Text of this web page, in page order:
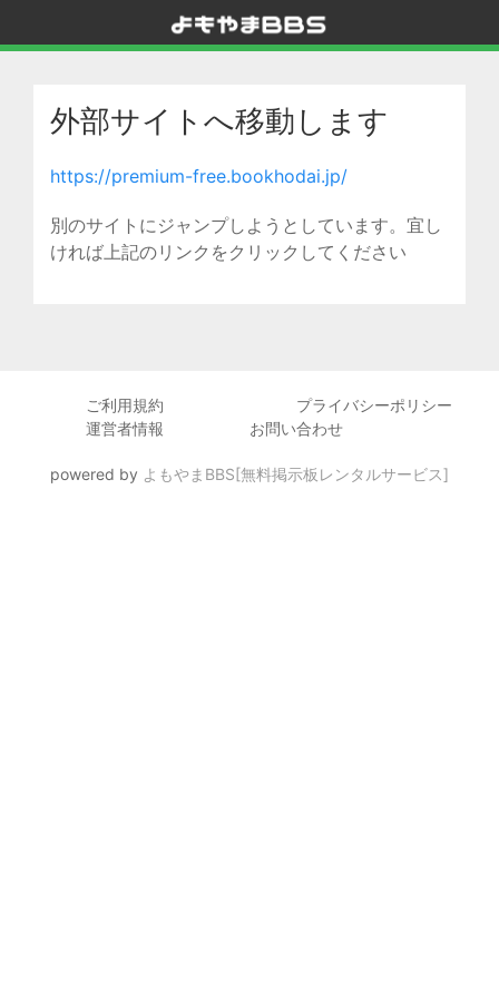
外部サイトへ移動します
https://premium-free.bookhodai.jp/
別のサイトにジャンプしようとしています。宜し
ければ上記のリンクをクリックしてください
ご利用規約
プライバシーポリシー
運営者情報
お問い合わせ
powered by よもやまBBS[無料掲示板レンタルサービス]